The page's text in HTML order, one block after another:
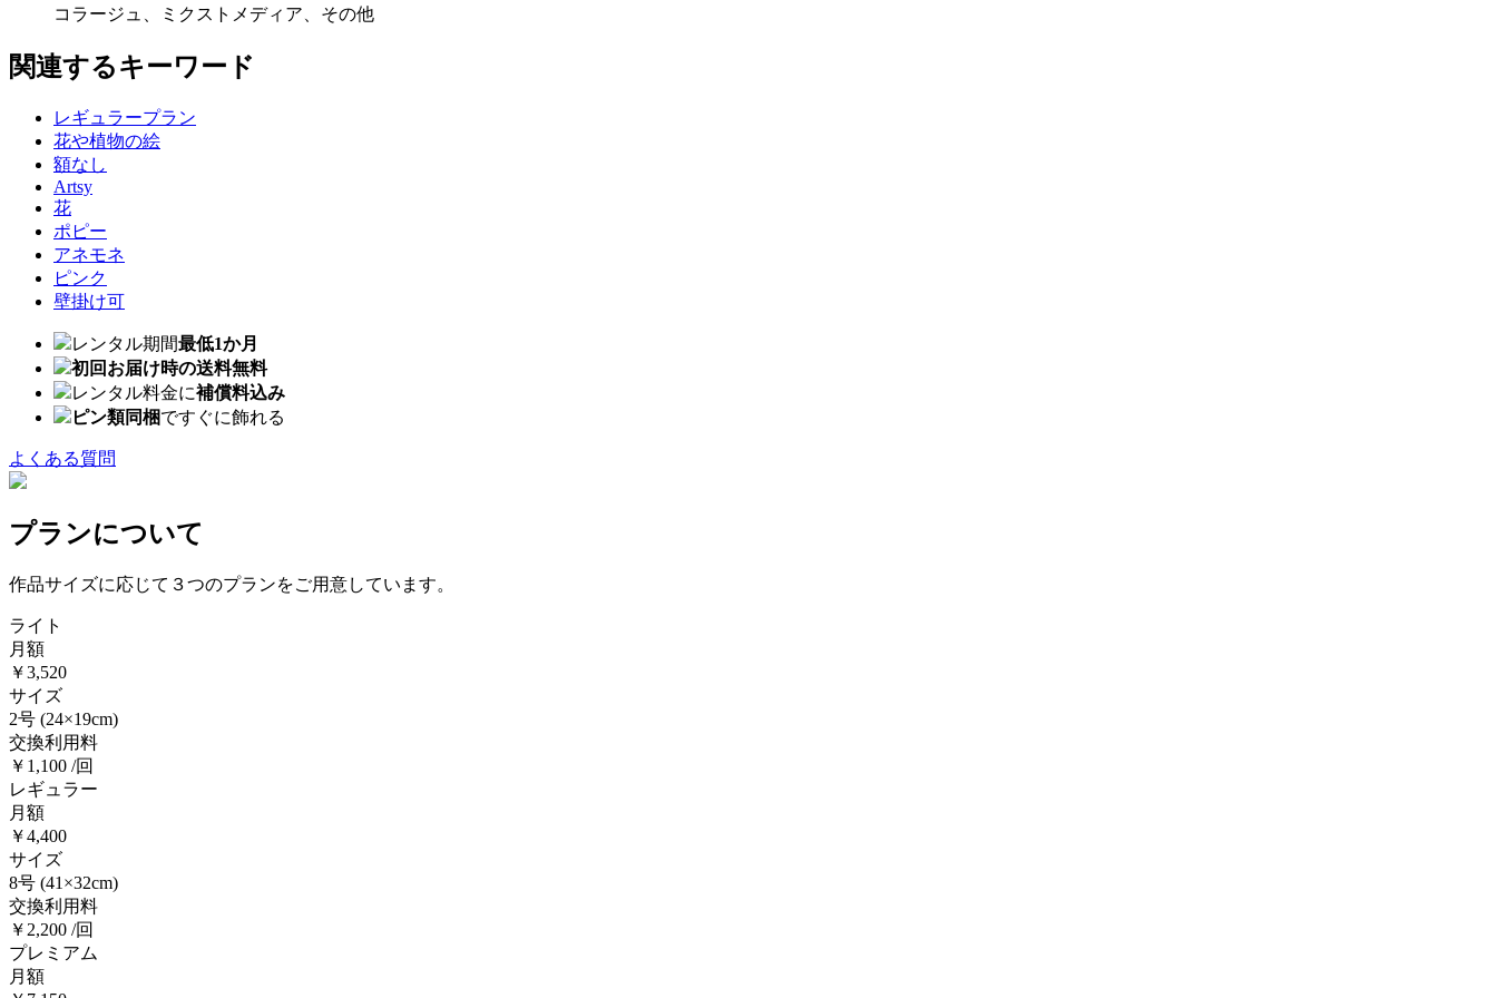
コラージュ、ミクストメディア、その他
関連するキーワード
レギュラープラン
花や植物の絵
額なし
Artsy
花
ポピー
アネモネ
ピンク
壁掛け可
レンタル期間最低1か月
初回お届け時の送料無料
レンタル料金に補償料込み
ピン類同梱ですぐに飾れる
よくある質問
プランについて
作品サイズに応じて３つのプランをご用意しています。
ライト
月額
￥3,520
サイズ
2号 (24×19cm)
交換利用料
￥1,100 /回
レギュラー
月額
￥4,400
サイズ
8号 (41×32cm)
交換利用料
￥2,200 /回
プレミアム
月額